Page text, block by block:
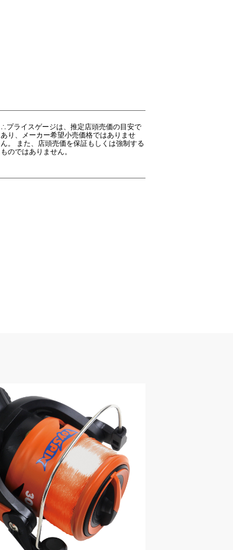
∴プライスゲージは、推定店頭売価の目安で
あり、メーカー希望小売価格ではありませ
ん。 また、店頭売価を保証もしくは強制する
ものではありません。